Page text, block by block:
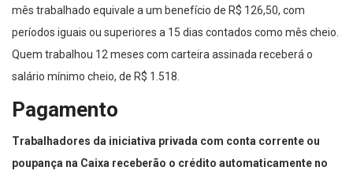
mês trabalhado equivale a um benefício de R$ 126,50, com
períodos iguais ou superiores a 15 dias contados como mês cheio.
Quem trabalhou 12 meses com carteira assinada receberá o
salário mínimo cheio, de R$ 1.518.
Pagamento
Trabalhadores da iniciativa privada com conta corrente ou
poupança na Caixa receberão o crédito automaticamente no